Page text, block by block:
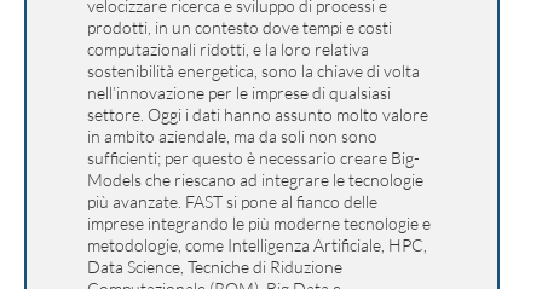
velocizzare ricerca e sviluppo di processi e
prodotti, in un contesto dove tempi e costi
computazionali ridotti, e la loro relativa
sostenibilità energetica, sono la chiave di volta
nell’innovazione per le imprese di qualsiasi
settore. Oggi i dati hanno assunto molto valore
in ambito aziendale, ma da soli non sono
sufficienti; per questo è necessario creare Big-
Models che riescano ad integrare le tecnologie
più avanzate. FAST si pone al fianco delle
imprese integrando le più moderne tecnologie e
metodologie, come Intelligenza Artificiale, HPC,
Data Science, Tecniche di Riduzione